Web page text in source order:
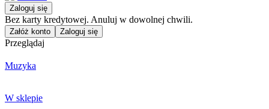
Zaloguj się
Bez karty kredytowej. Anuluj w dowolnej chwili.
Załóż konto Zaloguj się
Przeglądaj
Muzyka
W sklepie